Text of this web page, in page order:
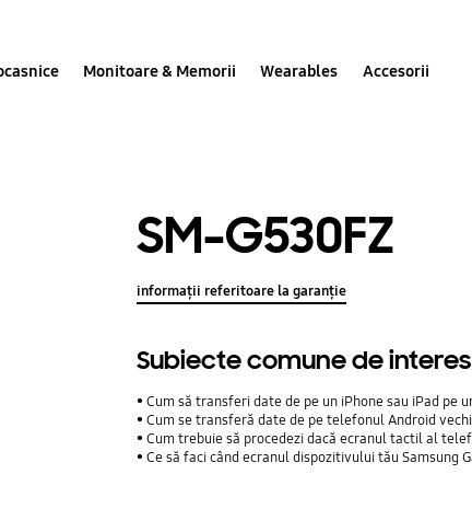
Monitoare & Memorii Wearables Accesorii
SM-G530FZ
informații referitoare la garanție
Subiecte comune de interes
Cum să transferi date de pe un iPhone sau iPad pe
Cum se transferă date de pe telefonul Android
Cum trebuie să procedezi dacă ecranul tactil al
Ce să faci când ecranul dispozitivului tău Samsung